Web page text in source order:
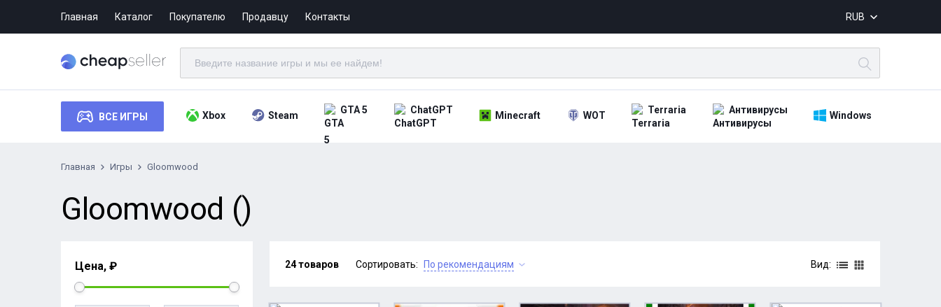
Главная Каталог Покупателю Продавцу Контакты RUB
ВСЕ ИГРЫ Xbox Steam GTA 5 ChatGPT Minecraft WOT Terraria Антивирусы Windows
Главная Игры Gloomwood
Gloomwood ()
Цена, ₽ 24 товаров Сортировать: По рекомендациям Вид: